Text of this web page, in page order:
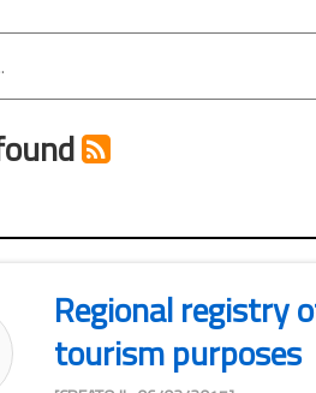
Regional registry
tourism purposes